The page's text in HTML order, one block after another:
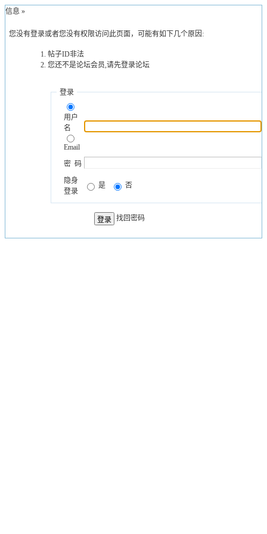
信息 »
您没有登录或者您没有权限访问此页面，可能有如下几个原因:
帖子ID非法
您还不是论坛会员,请先登录论坛
登录
用户
名
Email
密 码
隐身
登录
是 否
找回密码